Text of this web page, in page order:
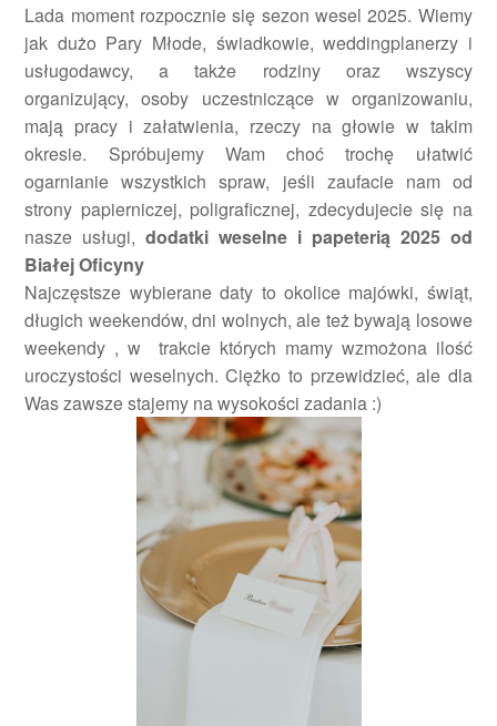
Lada moment rozpocznie się sezon wesel 2025. Wiemy
jak dużo Pary Młode, świadkowie, weddingplanerzy i
usługodawcy, a także rodziny oraz wszyscy
organizujący, osoby uczestniczące w organizowaniu,
mają pracy i załatwienia, rzeczy na głowie w takim
okresie. Spróbujemy Wam choć trochę ułatwić
ogarnianie wszystkich spraw, jeśli zaufacie nam od
strony papierniczej, poligraficznej, zdecydujecie się na
nasze usługi,dodatki weselne i papeterią 2025 od
Białej Oficyny
Najczęstsze wybierane daty to okolice majówki, świąt,
długich weekendów, dni wolnych, ale też bywają losowe
weekendy , w trakcie których mamy wzmożona ilość
uroczystości weselnych. Ciężko to przewidzieć, ale dla
Was zawsze stajemy na wysokości zadania :)